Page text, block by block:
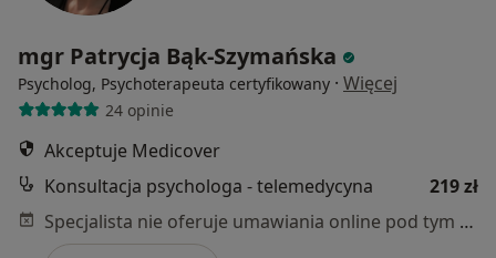
mgr Patrycja Bąk-Szymańska
Psycholog, Psychoterapeuta certyfikowany · Więcej
24 opinie
Akceptuje Medicover
Konsultacja psychologa - telemedycyna
219 zł
Specjalista nie oferuje umawiania online pod tym adresem.